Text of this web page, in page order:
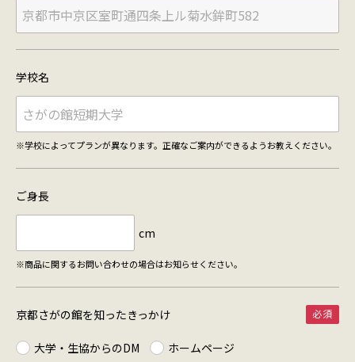
学校名
※学校によってプランが異なります。正確なご案内ができるようお教えください。
ご身長
cm
※商品に関するお問い合わせの場合はお知らせください。
京都さがの館を知ったきっかけ
大学・生協からのDM
ホームページ